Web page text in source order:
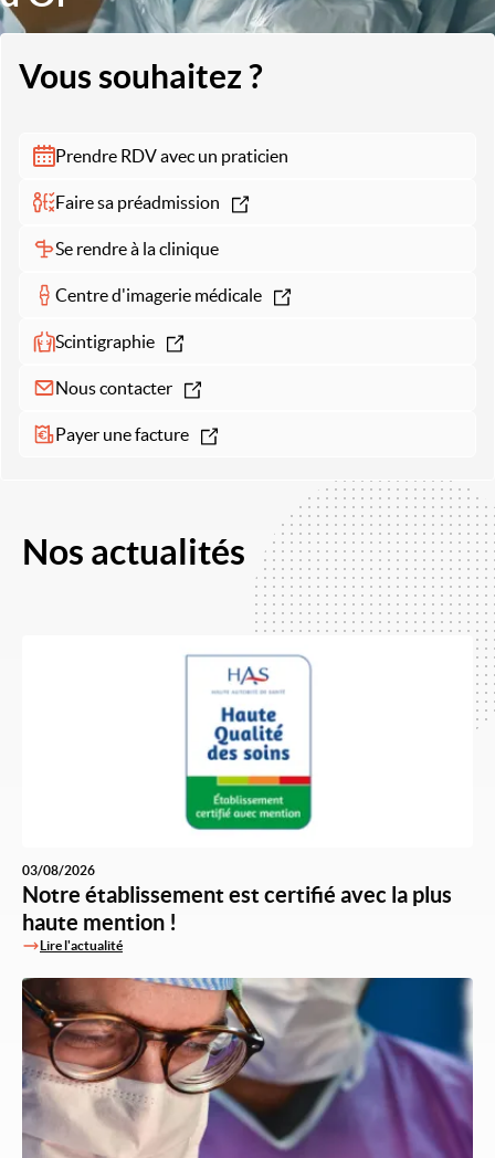
Vous souhaitez ?
Prendre RDV avec un praticien
Faire sa préadmission
Se rendre à la clinique
Centre d'imagerie médicale
Scintigraphie
Nous contacter
Payer une facture
Nos actualités
03/08/2026
Notre établissement est certifié avec la plus
haute mention !
Lire l'actualité